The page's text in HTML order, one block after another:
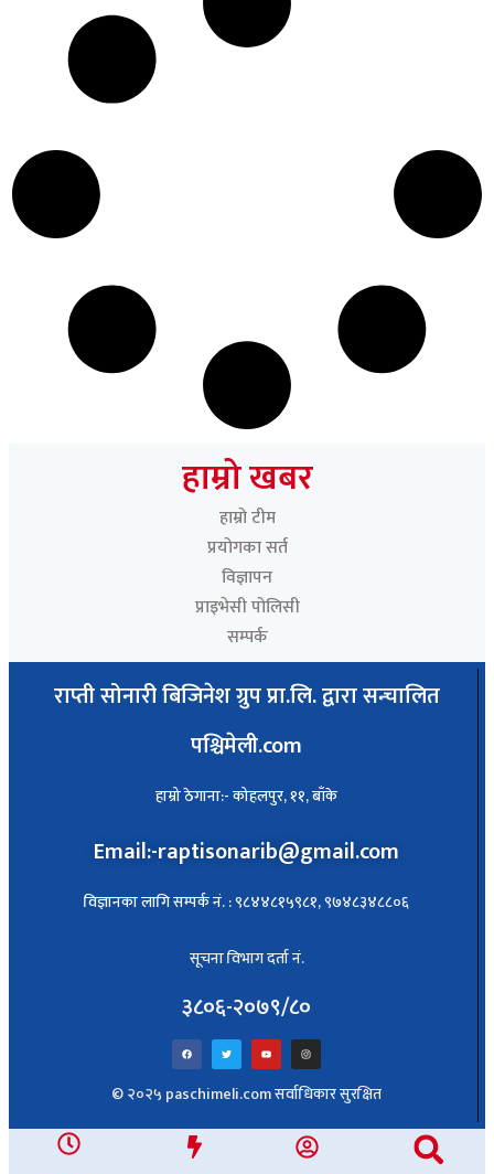
हाम्रो खबर
हाम्रो टीम
प्रयोगका सर्त
विज्ञापन
प्राइभेसी पोलिसी
सम्पर्क
राप्ती सोनारी बिजिनेश ग्रुप प्रा.लि. द्वारा सन्चालित
पश्चिमेली.com
हाम्रो ठेगाना:- कोहलपुर, ११, बाँके
Email:-raptisonarib@gmail.com
विज्ञानका लागि सम्पर्क नं. : ९८४४८१५९८१, ९७४८३४८८०६
सूचना विभाग दर्ता नं.
३८०६-२०७९/८०
© २०२५ paschimeli.com सर्वाधिकार सुरक्षित